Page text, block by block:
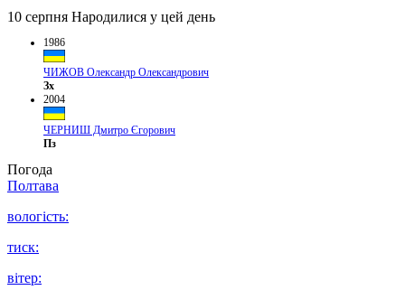
10 серпня Народилися у цей день
1986
ЧИЖОВ Олександр Олександрович
Зх
2004
ЧЕРНИШ Дмитро Єгорович
Пз
Погода
Полтава
вологість:
тиск:
вітер: